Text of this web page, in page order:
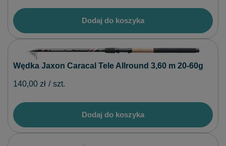
Dodaj do koszyka
Wędka Jaxon Caracal Tele Allround 3,60 m 20-60g
140,00 zł / szt.
Dodaj do koszyka